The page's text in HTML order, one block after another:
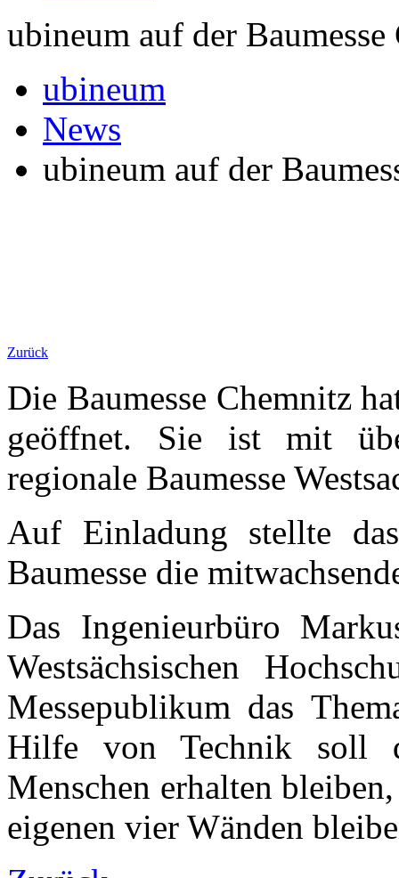
ubineum auf der
ubineum
News
ubineum auf der
Zurück
Die Baumesse Chemnitz
geöffnet. Sie ist mit
regionale Baumesse
Auf Einladung stellte
Baumesse die
Das Ingenieurbüro
Westsächsischen
Messepublikum das
Hilfe von Technik soll
Menschen erhalten
eigenen vier Wänden